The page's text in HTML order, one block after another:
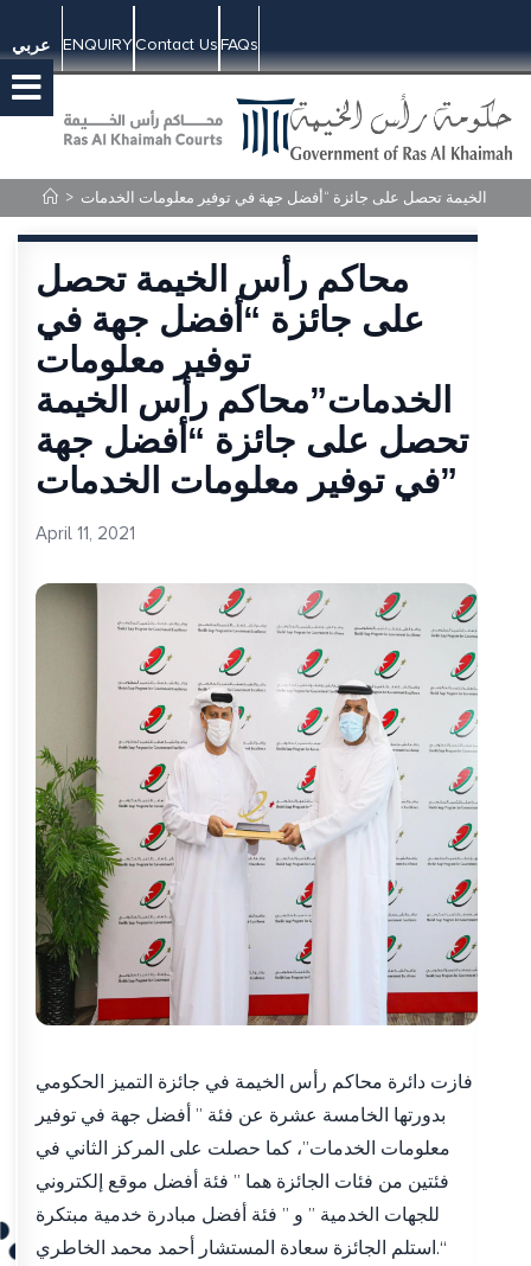
عربي ENQUIRYContact UsFAQs
>
محاكم رأس الخيمة تحصل
على جائزة “أفضل جهة في
توفير معلومات
الخدمات”محاكم رأس الخيمة
تحصل على جائزة “أفضل جهة
في توفير معلومات الخدمات”
April 11, 2021
فازت دائرة محاكم رأس الخيمة في جائزة التميز الحكومي
بدورتها الخامسة عشرة عن فئة ” أفضل جهة في توفير
معلومات الخدمات”، كما حصلت على المركز الثاني في
فئتين من فئات الجائزة هما ” فئة أفضل موقع إلكتروني
للجهات الخدمية ” و ” فئة أفضل مبادرة خدمية مبتكرة
“.استلم الجائزة سعادة المستشار أحمد محمد الخاطري